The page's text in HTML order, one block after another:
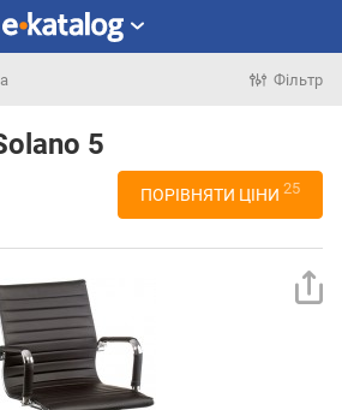
Фільтр
5
ПОРІВНЯТИ ЦІНИ 25